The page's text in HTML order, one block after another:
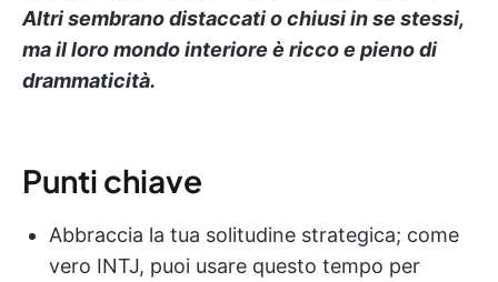
Altri sembrano distaccati o chiusi in se stessi,
ma il loro mondo interiore è ricco e pieno di
drammaticità.
Punti chiave
Abbraccia la tua solitudine strategica; come
vero INTJ, puoi usare questo tempo per